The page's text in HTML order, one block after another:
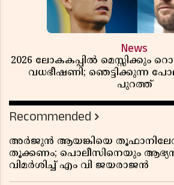
News
2026 ലോകകപ്പിൽ
വധഭീഷണി; ഞെട്ടിക്കുന്ന
പുറത്ത്
Recommended
അർജുൻ ആയങ്കിയെ
തൂക്കണം; പൊലീസിനെയും
വിമർശിച്ച് എം വി ജയരാജൻ